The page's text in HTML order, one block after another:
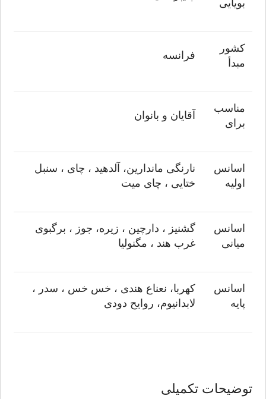
بویایی
کشور
مبدأ
فرانسه
مناسب
برای
آقایان و بانوان
اسانس
اولیه
نارنگی ماندارین، آلدهید ، چای ، سنبل
ختایی ، چای میت
اسانس
میانی
گشنیز ، دارچین ، زیره، جوز ، برگبوی
غرب هند ، مگنولیا
اسانس
پایه
کهربا، نعناع هندی ، خس خس ، سدر ،
لابدانیوم، روایح دودی
توضیحات تکمیلی